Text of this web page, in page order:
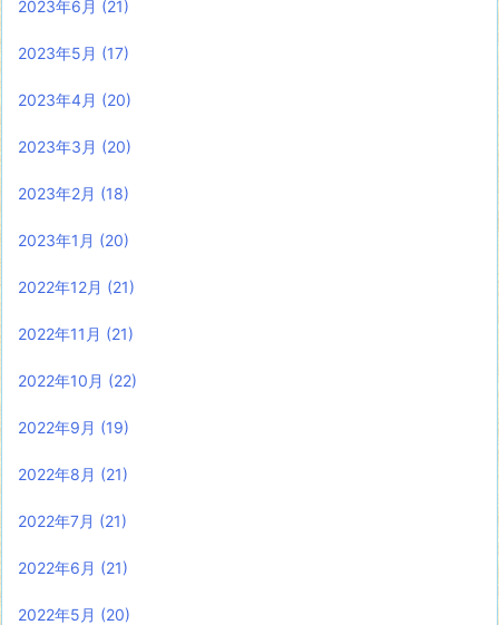
2023年6月 (21)
2023年5月 (17)
2023年4月 (20)
2023年3月 (20)
2023年2月 (18)
2023年1月 (20)
2022年12月 (21)
2022年11月 (21)
2022年10月 (22)
2022年9月 (19)
2022年8月 (21)
2022年7月 (21)
2022年6月 (21)
2022年5月 (20)